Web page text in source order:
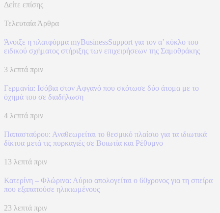
Δείτε επίσης
Τελευταία Άρθρα
Άνοιξε η πλατφόρμα myBusinessSupport για τον α’ κύκλο του
ειδικού σχήματος στήριξης των επιχειρήσεων της Σαμοθράκης
3 λεπτά πριν
Γερμανία: Ισόβια στον Αφγανό που σκότωσε δύο άτομα με το
όχημά του σε διαδήλωση
4 λεπτά πριν
Παπασταύρου: Αναθεωρείται το θεσμικό πλαίσιο για τα ιδιωτικά
δίκτυα μετά τις πυρκαγιές σε Βοιωτία και Ρέθυμνο
13 λεπτά πριν
Κατερίνη – Φλώρινα: Αύριο απολογείται ο 60χρονος για τη σπείρα
που εξαπατούσε ηλικιωμένους
23 λεπτά πριν